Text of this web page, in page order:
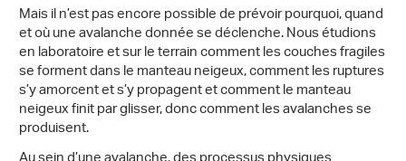
Mais il n’est pas encore possible de prévoir pourquoi, quand
et où une avalanche donnée se déclenche. Nous étudions
en laboratoire et sur le terrain comment les couches fragiles
se forment dans le manteau neigeux, comment les ruptures
s’y amorcent et s’y propagent et comment le manteau
neigeux finit par glisser, donc comment les avalanches se
produisent.